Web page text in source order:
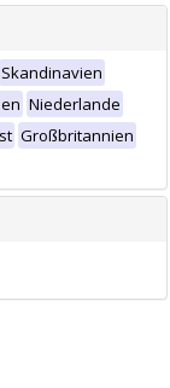
Skandinavien
Niederlande
Großbritannien